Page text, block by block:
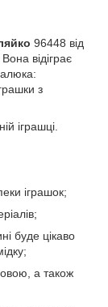
96448 від
відіграє
з
іграшці.
іграшок;
буде цікаво
а також